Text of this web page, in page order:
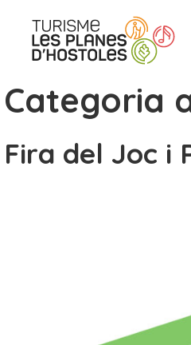
contenido
Categoria
Fira del Joc i